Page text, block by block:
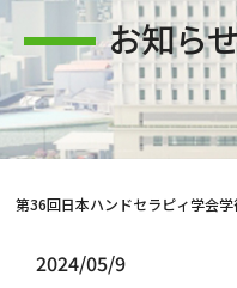
お知ら
第36回日本ハンドセラピィ学会
2024/05/9